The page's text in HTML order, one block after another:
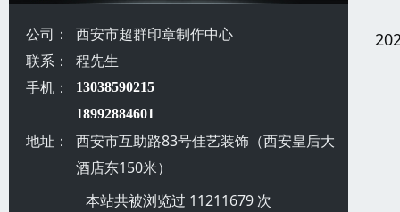
公司：
西安市超群印章制作中心
联系：
程先生
手机：
13038590215
18992884601
地址：
西安市互助路83号佳艺装饰（西安皇后大
酒店东150米）
本站共被浏览过 11211679 次